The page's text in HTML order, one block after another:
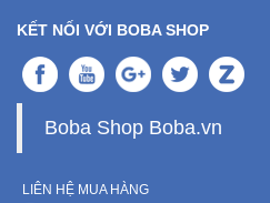
KẾT NỐI VỚI BOBA SHOP
Boba Shop Boba.vn
LIÊN HỆ MUA HÀNG